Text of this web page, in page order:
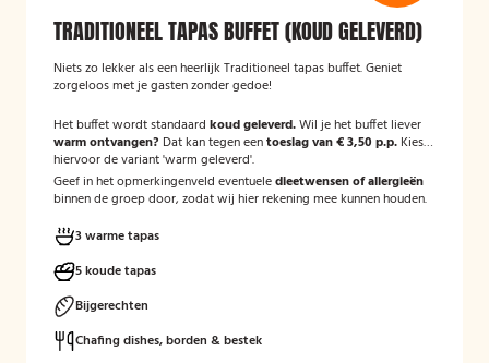
TRADITIONEEL TAPAS BUFFET (KOUD GELEVERD)
Niets zo lekker als een heerlijk Traditioneel tapas buffet. Geniet
zorgeloos met je gasten zonder gedoe!
Het buffet wordt standaard koud geleverd.Wil je het buffet liever
warm ontvangen? Dat kan tegen eentoeslag van € 3,50 p.p. Kies
hiervoor de variant 'warm geleverd'.
Geef in het opmerkingenveld eventueledieetwensen of allergieën
binnen de groep door, zodat wij hier rekening mee kunnen houden.
3 warme tapas
5 koude tapas
Bijgerechten
Chafing dishes, borden & bestek